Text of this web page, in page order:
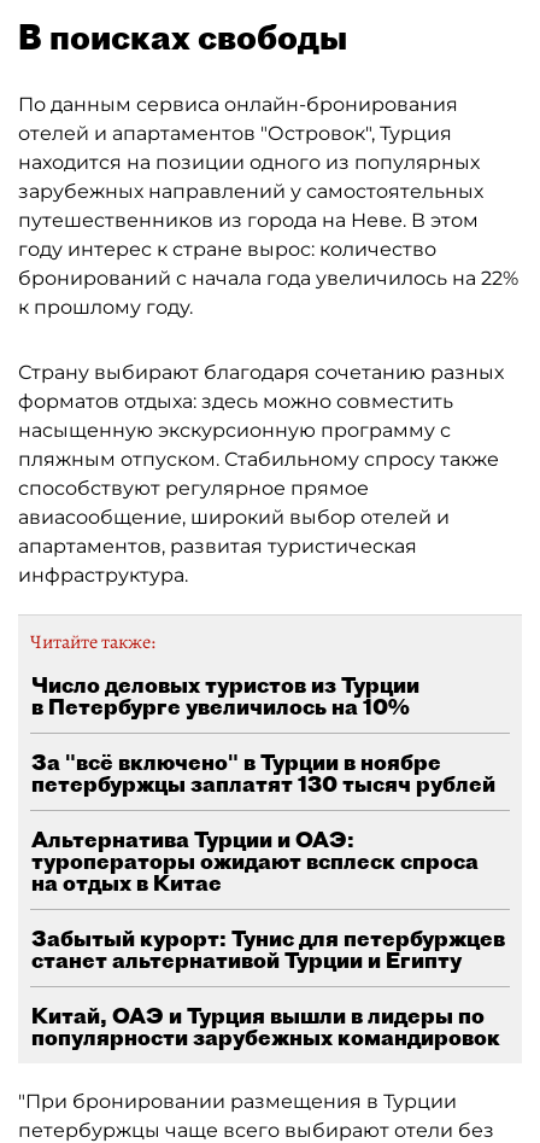
В поисках свободы
По данным сервиса онлайн-бронирования
отелей и апартаментов "Островок", Турция
находится на позиции одного из популярных
зарубежных направлений у самостоятельных
путешественников из города на Неве. В этом
году интерес к стране вырос: количество
бронирований с начала года увеличилось на 22%
к прошлому году.
Страну выбирают благодаря сочетанию разных
форматов отдыха: здесь можно совместить
насыщенную экскурсионную программу с
пляжным отпуском. Стабильному спросу также
способствуют регулярное прямое
авиасообщение, широкий выбор отелей и
апартаментов, развитая туристическая
инфраструктура.
Читайте также:
Число деловых туристов из Турции
в Петербурге увеличилось на 10%
За "всё включено" в Турции в ноябре
петербуржцы заплатят 130 тысяч рублей
Альтернатива Турции и ОАЭ:
туроператоры ожидают всплеск спроса
на отдых в Китае
Забытый курорт: Тунис для петербуржцев
станет альтернативой Турции и Египту
Китай, ОАЭ и Турция вышли в лидеры по
популярности зарубежных командировок
"При бронировании размещения в Турции
петербуржцы чаще всего выбирают отели без